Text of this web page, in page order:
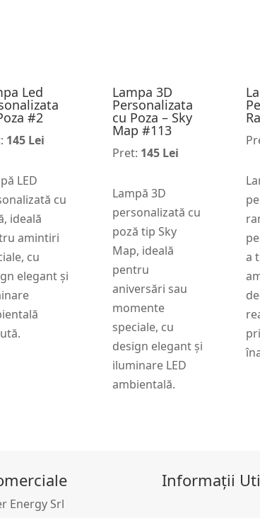
Led
#2
145 Lei
LED
cu
ideală
amintiri
cu
elegant și
Lampa 3D
Personalizata
cu Poza – Sky
Map #113
Pret: 145 Lei
Lampă 3D
personalizată cu
poză tip Sky
Map, ideală
pentru
aniversări sau
momente
speciale, cu
design elegant și
iluminare LED
ambientală.
a
Energy Srl
Informații